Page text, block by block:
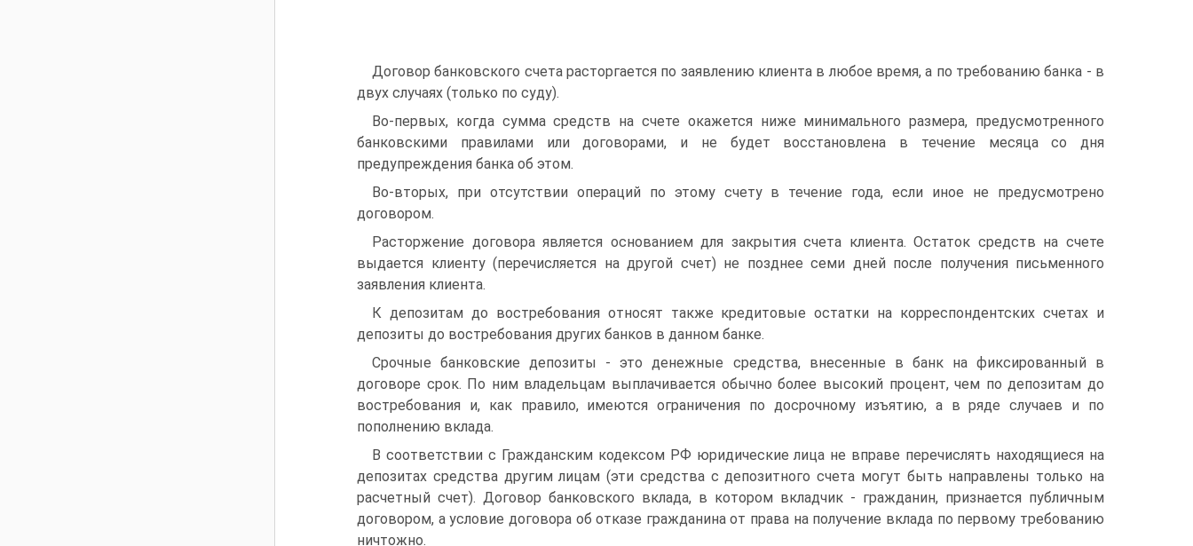
Договор банковского счета расторгается по заявлению клиента в любое время, а по требованию банка - в
двух случаях (только по суду).
Во-первых, когда сумма средств на счете окажется ниже минимального размера, предусмотренного
банковскими правилами или договорами, и не будет восстановлена в течение месяца со дня
предупреждения банка об этом.
Во-вторых, при отсутствии операций по этому счету в течение года, если иное не предусмотрено
договором.
Расторжение договора является основанием для закрытия счета клиента. Остаток средств на счете
выдается клиенту (перечисляется на другой счет) не позднее семи дней после получения письменного
заявления клиента.
К депозитам до востребования относят также кредитовые остатки на корреспондентских счетах и
депозиты до востребования других банков в данном банке.
Срочные банковские депозиты - это денежные средства, внесенные в банк на фиксированный в
договоре срок. По ним владельцам выплачивается обычно более высокий процент, чем по депозитам до
востребования и, как правило, имеются ограничения по досрочному изъятию, а в ряде случаев и по
пополнению вклада.
В соответствии с Гражданским кодексом РФ юридические лица не вправе перечислять находящиеся на
депозитах средства другим лицам (эти средства с депозитного счета могут быть направлены только на
расчетный счет). Договор банковского вклада, в котором вкладчик - гражданин, признается публичным
договором, а условие договора об отказе гражданина от права на получение вклада по первому требованию
ничтожно.